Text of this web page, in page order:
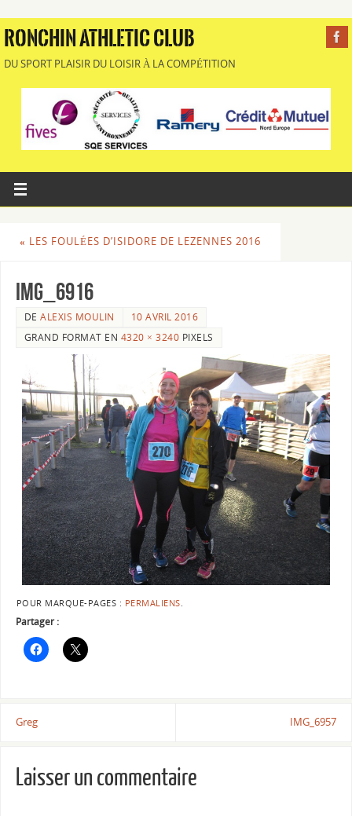
RONCHIN ATHLETIC CLUB
DU SPORT PLAISIR DU LOISIR À LA COMPÉTITION
« LES FOULÉES D’ISIDORE DE LEZENNES 2016
IMG_6916
DEALEXIS MOULIN
10 AVRIL 2016
GRAND FORMAT EN 4320 × 3240 PIXELS
POUR MARQUE-PAGES : PERMALIENS.
Partager :
Greg IMG_6957
Laisser un commentaire